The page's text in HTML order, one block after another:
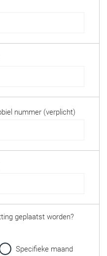
nummer (verplicht)
geplaatst worden?
Specifieke maand